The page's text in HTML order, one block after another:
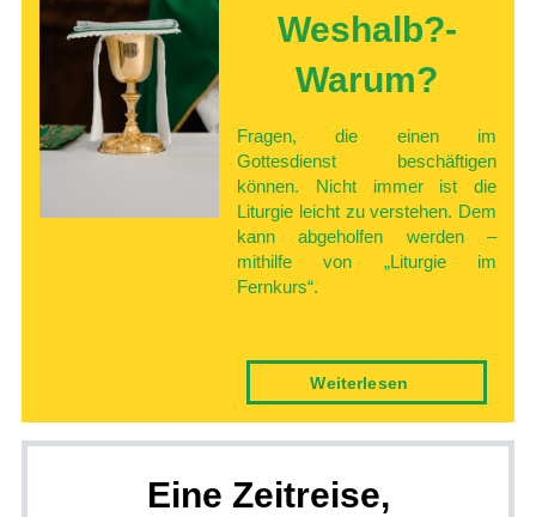
Weshalb?­
Warum?
Fragen, die einen im
Gottesdienst beschäftigen
können. Nicht immer ist die
Liturgie leicht zu verstehen. Dem
kann abgeholfen werden –
mithilfe von „Liturgie im
Fernkurs“.
Weiter­lesen
Eine­ Zeitreise,